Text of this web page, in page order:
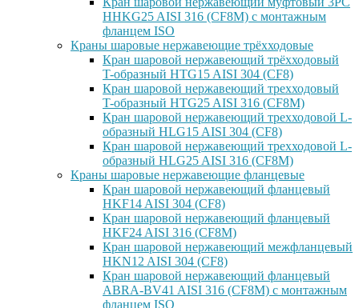
HHKG25 AISI 316 (CF8M) с монтажным
фланцем ISO
Краны шаровые нержавеющие трёхходовые
Кран шаровой нержавеющий трёхходовый
T-образный HTG15 AISI 304 (CF8)
Кран шаровой нержавеющий трехходовый
T-образный HTG25 AISI 316 (CF8M)
Кран шаровой нержавеющий трехходовой L-
образный HLG15 AISI 304 (CF8)
Кран шаровой нержавеющий трехходовой L-
образный HLG25 AISI 316 (CF8M)
Краны шаровые нержавеющие фланцевые
Кран шаровой нержавеющий фланцевый
HKF14 AISI 304 (CF8)
Кран шаровой нержавеющий фланцевый
HKF24 AISI 316 (CF8M)
Кран шаровой нержавеющий межфланцевый
HKN12 AISI 304 (CF8)
Кран шаровой нержавеющий фланцевый
ABRA-BV41 AISI 316 (CF8M) с монтажным
фланцем ISO